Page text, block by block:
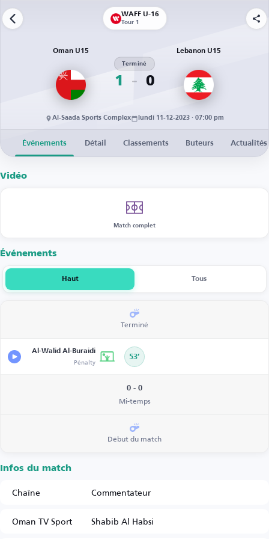
WAFF U-16
Tour 1
Oman U15
1
Terminé
0
Lebanon U15
Al-Saada Sports Complex lundi 11-12-2023 · 07:00 pm
Événements Détail Classements Buteurs Actualités
Vidéo
Match complet
Événements
Haut Tous
Terminé
Al-Walid Al-Buraidi
Pénalty 53’
0 - 0
Mi-temps
Début du match
Infos du match
Chaîne
Commentateur
Oman TV Sport
Shabib Al Habsi